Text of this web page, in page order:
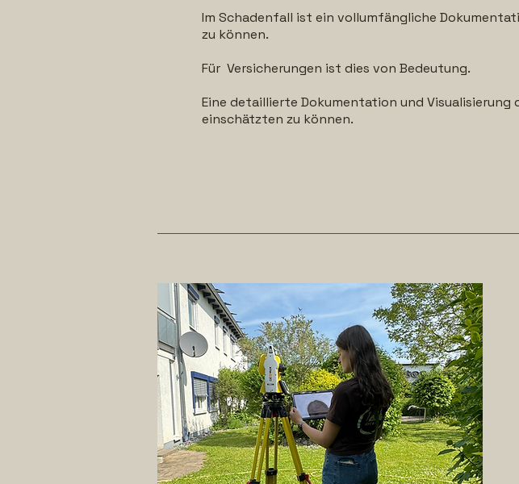
Im Schadenfall ist ein vollumfängliche
zu können.
Für Versicherungen ist dies von Bedeutung.
Eine detaillierte Dokumentation und
einschätzten zu können.